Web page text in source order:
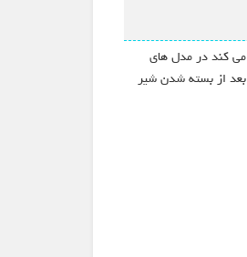
می کند در مدل های
از بسته شدن شیر